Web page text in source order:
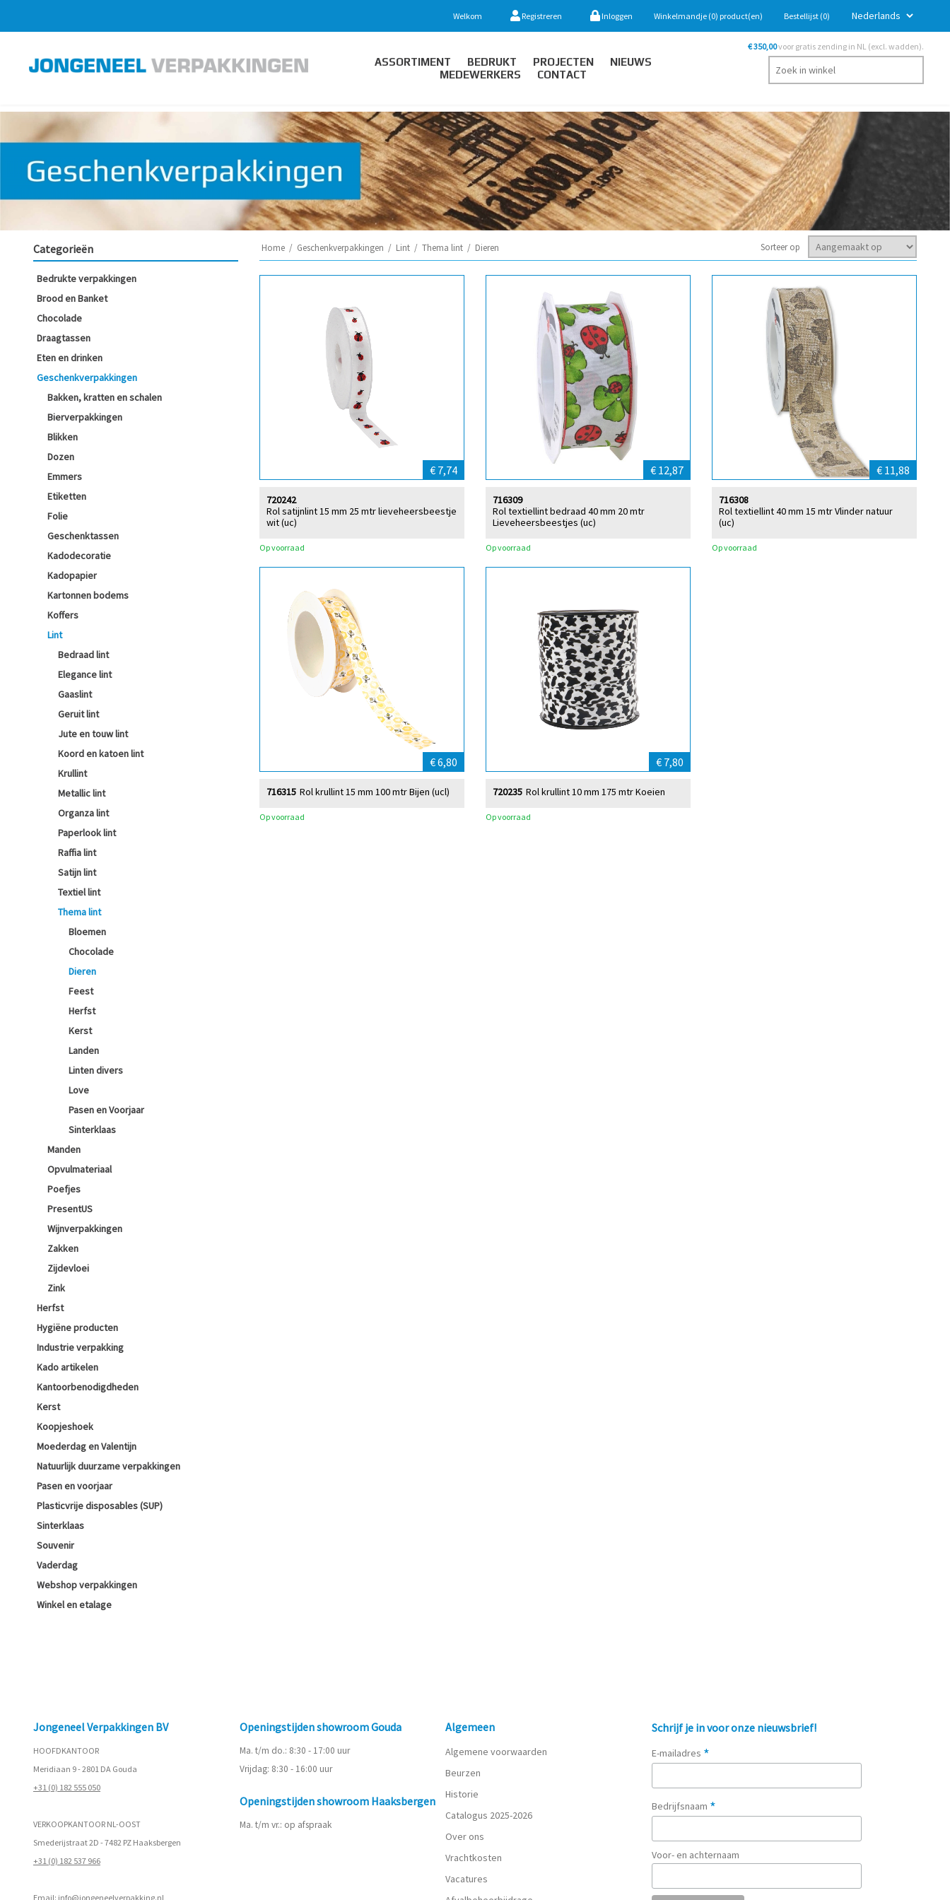
Welkom Registreren Inloggen Winkelmandje (0) product(en) Bestellijst (0)
ASSORTIMENT BEDRUKT PROJECTEN
NIEUWS
MEDEWERKERS
CONTACT
€ 350,00voor gratis zending in NL (excl. wadden).
Categorieën
Bedrukte verpakkingen
Brood en Banket
Chocolade
Draagtassen
Eten en drinken
Geschenkverpakkingen
Bakken, kratten en schalen
Bierverpakkingen
Blikken
Dozen
Emmers
Etiketten
Folie
Geschenktassen
Kadodecoratie
Kadopapier
Kartonnen bodems
Koffers
Lint
Bedraad lint
Elegance lint
Gaaslint
Geruit lint
Jute en touw lint
Koord en katoen lint
Krullint
Metallic lint
Organza lint
Paperlook lint
Raffia lint
Satijn lint
Textiel lint
Thema lint
Bloemen
Chocolade
Dieren
Feest
Herfst
Kerst
Landen
Linten divers
Love
Pasen en Voorjaar
Sinterklaas
Manden
Opvulmateriaal
Poefjes
PresentUS
Wijnverpakkingen
Zakken
Zijdevloei
Zink
Herfst
Hygiëne producten
Industrie verpakking
Kado artikelen
Kantoorbenodigdheden
Kerst
Koopjeshoek
Moederdag en Valentijn
Natuurlijk duurzame verpakkingen
Pasen en voorjaar
Plasticvrije disposables (SUP)
Sinterklaas
Souvenir
Vaderdag
Webshop verpakkingen
Winkel en etalage
Home / Geschenkverpakkingen / Lint / Thema lint / Dieren Sorteer op
€ 7,74
Rol satijnlint 15 mm 25 mtr lieveheersbeestje
wit (uc)
720242
Op voorraad
€ 12,87
Rol textiellint bedraad 40 mm 20 mtr
Lieveheersbeestjes (uc)
716309
Op voorraad
€ 11,88
Rol textiellint 40 mm 15 mtr Vlinder natuur
(uc)
716308
Op voorraad
€ 6,80
Rol krullint 15 mm 100 mtr Bijen (ucl)
716315
Op voorraad
€ 7,80
Rol krullint 10 mm 175 mtr Koeien
720235
Op voorraad
Jongeneel Verpakkingen BV
HOOFDKANTOOR
Meridiaan 9 - 2801 DA Gouda
+31 (0) 182 555 050
VERKOOPKANTOOR NL-OOST
Smederijstraat 2D - 7482 PZ Haaksbergen
+31 (0) 182 537 966
Email: info@jongeneelverpakking.nl
Openingstijden showroom Gouda
Ma. t/m do.: 8:30 - 17:00 uur
Vrijdag: 8:30 - 16:00 uur
Openingstijden showroom Haaksbergen
Ma. t/m vr.: op afspraak
Algemeen
Algemene voorwaarden
Beurzen
Historie
Catalogus 2025-2026
Over ons
Vrachtkosten
Vacatures
Schrijf je in voor onze nieuwsbrief!
E-mailadres *
Bedrijfsnaam *
Voor- en achternaam